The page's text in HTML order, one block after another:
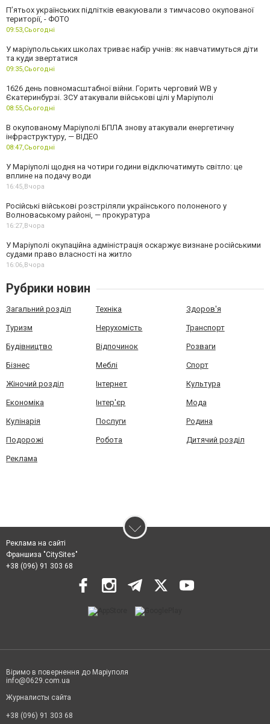
П’ятьох українських підлітків евакуювали з тимчасово окупованої
території, - ФОТО
09:53, Сьогодні
У маріупольських школах триває набір учнів: як навчатимуться діти
та куди звертатися
09:35, Сьогодні
1626 день повномасштабної війни. Горить черговий WB у
Єкатеринбурзі. ЗСУ атакували військові цілі у Маріуполі
08:55, Сьогодні
В окупованому Маріуполі БПЛА знову атакували енергетичну
інфраструктуру, — ВІДЕО
08:47, Сьогодні
У Маріуполі щодня на чотири години відключатимуть світло: це
вплине на подачу води
16:45, Вчора
Російські військові розстріляли українського полоненого у
Волноваському районі, — прокуратура
16:27, Вчора
У Маріуполі окупаційна адміністрація оскаржує визнане російськими
судами право власності на житло
16:06, Вчора
Рубрики новин
Загальний розділ Техніка Здоров'я
Туризм Нерухомість Транспорт
Будівництво Відпочинок Розваги
Бізнес Меблі Спорт
Жіночий розділ Інтернет Культура
Економіка Інтер'єр Мода
Кулінарія Послуги Родина
Подорожі Робота Дитячий розділ
Реклама
Реклама на сайті
Франшиза "CitySites"
+38 (096) 91 303 68
Віримо в повернення до Маріуполя
info@0629.com.ua
Журналисты сайта
+38 (096) 91 303 68